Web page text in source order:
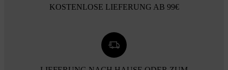
KOSTENLOSE LIEFERUNG AB 99€